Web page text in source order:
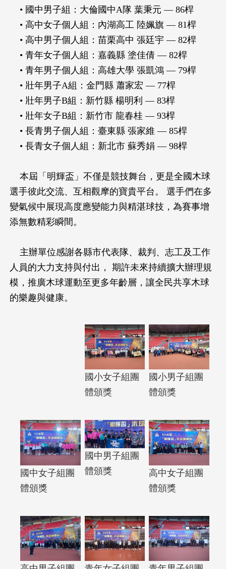
• 國中男子組：大倫國中A隊 葉秉元 — 86桿
• 高中女子個人組：內湖高工 陸姵旗 — 81桿
• 高中男子個人組：苗栗高中 張廷宇 — 82桿
• 青年女子個人組：嘉義縣 塗佳倩 — 82桿
• 青年男子個人組：高雄大學 張凱鴻 — 79桿
• 壯年男子A組：金門縣 蕭家宏 — 77桿
• 壯年男子B組：新竹縣 楊明利 — 83桿
• 壯年女子B組：新竹市 龍春桂 — 93桿
• 長青男子個人組：臺東縣 張家維 — 85桿
• 長青女子個人組：新北市 蘇秀娟 — 98桿
本屆「明輝盃」不僅是競技舞台，更是全國木球
選手彼此交流、互相觀摩的寶貴平台。 選手們在多
變氣候中展現高度應變能力與精湛球技，為賽事增
添無數精彩瞬間。
主辦單位感謝各縣市代表隊、裁判、志工及工作
人員的大力支持與付出， 期許未來持續擴大辦理規
模，推廣木球運動至更多年齡層，讓全民共享木球
的樂趣與健康。
國小女子組團
體頒獎
國小男子組團
體頒獎
國中女子組團
體頒獎
國中男子組團
體頒獎
高中女子組團
體頒獎